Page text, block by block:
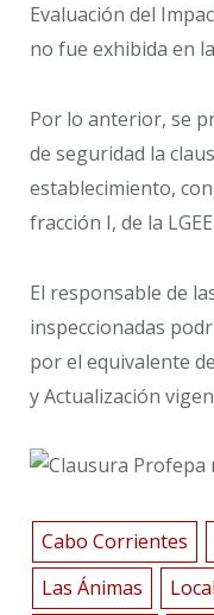
Evaluación del
no fue exhibida en
Por lo anterior, se
de seguridad la
establecimiento,
fracción I, de la
El responsable de
inspeccionadas
por el equivalente
y Actualización
Cabo Corrientes
Las Ánimas
Local